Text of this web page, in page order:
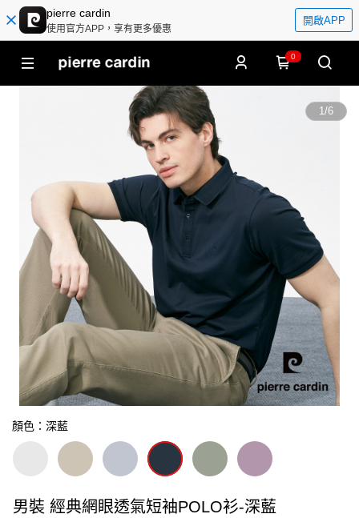
pierre cardin
使用官方APP，享有更多優惠
開啟APP
0
1/6
顏色：深藍
男裝 經典網眼透氣短袖POLO衫-深藍